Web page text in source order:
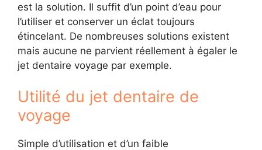
est la solution. Il suffit d’un point d’eau pour
l’utiliser et conserver un éclat toujours
étincelant. De nombreuses solutions existent
mais aucune ne parvient réellement à égaler le
jet dentaire voyage par exemple.
Utilité du jet dentaire de
voyage
Simple d’utilisation et d’un faible